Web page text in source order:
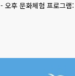
- 오후 문화체험 프로그